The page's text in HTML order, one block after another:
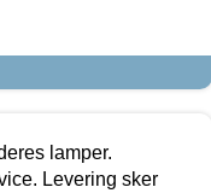
lamper.
Levering sker